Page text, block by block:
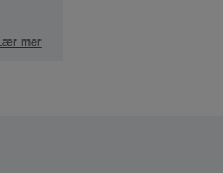
mer